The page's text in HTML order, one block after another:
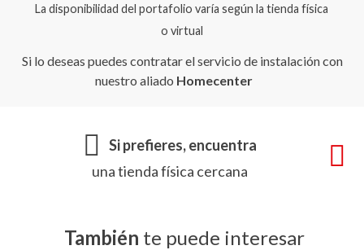
La disponibilidad del portafolio varía según la tienda física
o virtual
Si lo deseas puedes contratar el servicio de instalación con
nuestro aliado Homecenter
Si prefieres, encuentra
una tienda física cercana
También te puede interesar